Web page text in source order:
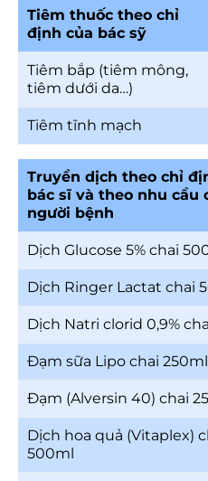
Tiêm thuốc theo chỉ
định của bác sỹ
Tiêm bắp (tiêm mông,
tiêm dưới da…)
Tiêm tĩnh mạch
Truyền dịch theo chỉ
bác sĩ và theo nhu cầu
người bệnh
Dịch Glucose 5% chai
Dịch Ringer Lactat chai
Dịch Natri clorid 0,9%
Đạm sữa Lipo chai 250ml
Đạm (Alversin 40) chai
Dịch hoa quả (Vitaplex)
500ml